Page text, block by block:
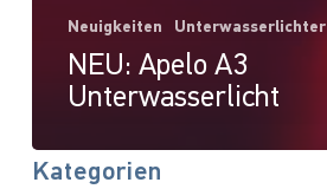
Neuigkeiten Unterwasserlichter
NEU: Apelo A3
Unterwasserlicht
Kategorien